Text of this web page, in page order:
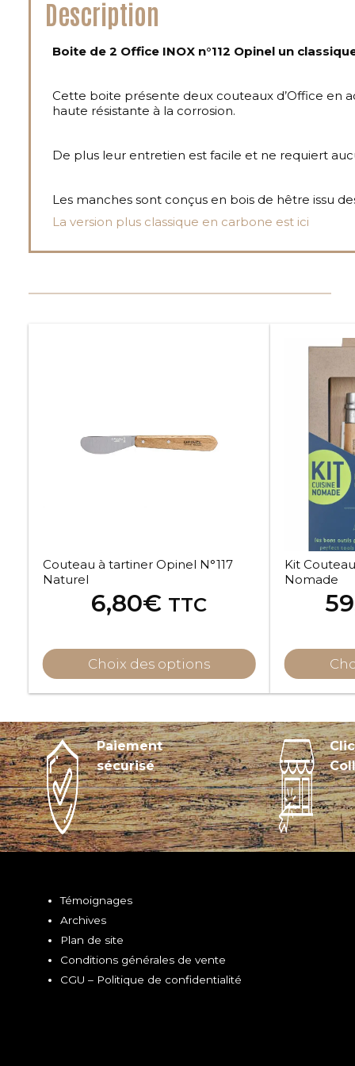
Description
Boite de 2 Office INOX n°112 Opinel un
Cette boite présente deux couteaux d’Office en
haute résistante à la corrosion.
De plus leur entretien est facile et ne requiert
Les manches sont conçus en bois de hêtre issu
La version plus classique en carbone est ici
Couteau à tartiner Opinel N°117
Naturel
6,80€ TTC
Choix des options
Kit
Nomade
Paiement
sécurisé
Témoignages
Archives
Plan de site
Conditions générales de vente
CGU – Politique de confidentialité